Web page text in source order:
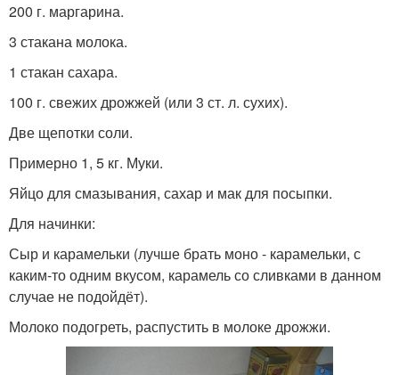
200 г. маргарина.
3 стакана молока.
1 стакан сахара.
100 г. свежих дрожжей (или 3 ст. л. сухих).
Две щепотки соли.
Примерно 1, 5 кг. Муки.
Яйцо для смазывания, сахар и мак для посыпки.
Для начинки:
Сыр и карамельки (лучше брать моно - карамельки, с
каким-то одним вкусом, карамель со сливками в данном
случае не подойдёт).
Молоко подогреть, распустить в молоке дрожжи.